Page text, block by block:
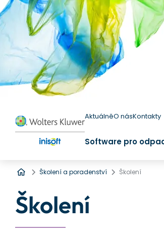
AktuálněO násKontakty
Software pro
Úvod
Školení a poradenství Školení
Školení